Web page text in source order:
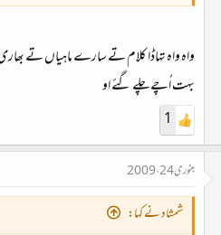
واہ واہ تہاڈا کلام تے سارے ماہیاں تے
بہت اُچے چلے گئے او
1
جنوری 24، 2009
شمشاد نے کہا: